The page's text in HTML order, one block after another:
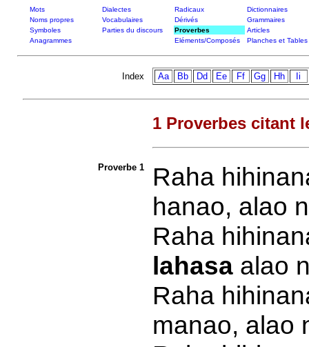
Mots Dialectes Radicaux
Dictionnaires
Noms propres
Vocabulaires Dérivés
Grammaires
Symboles
Parties du discours Proverbes
Articles
Anagrammes
Eléments/Composés Planches et Tables
Index Aa Bb Dd Ee Ff Gg Hh Ii
1 Proverbes citant
Proverbe 1
Raha
hanao, alao
Raha
lahasaalao
Raha
manao, alao